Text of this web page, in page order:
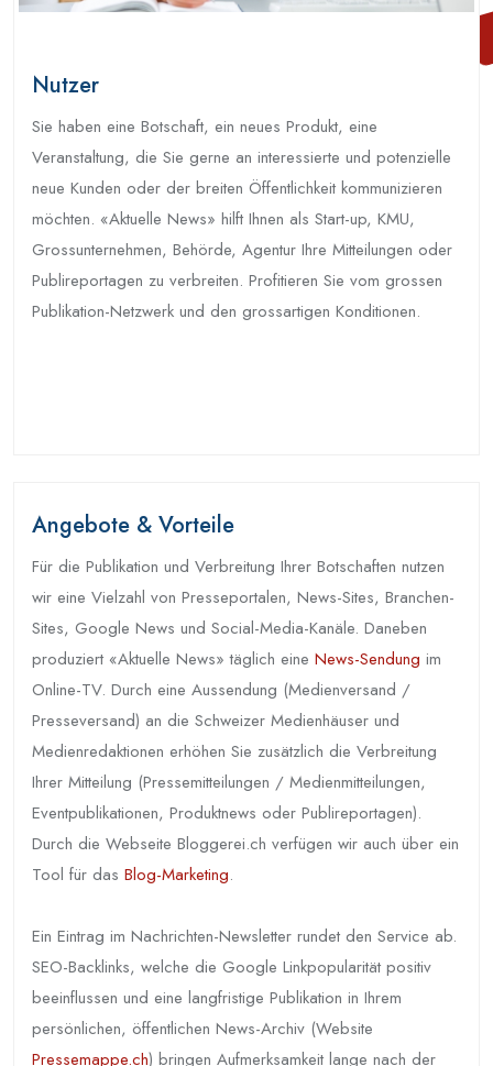
Nutzer
Sie haben eine Botschaft, ein neues Produkt, eine
Veranstaltung, die Sie gerne an interessierte und potenzielle
neue Kunden oder der breiten Öffentlichkeit kommunizieren
möchten. «Aktuelle News» hilft Ihnen als Start-up, KMU,
Grossunternehmen, Behörde, Agentur Ihre Mitteilungen oder
Publireportagen zu verbreiten. Profitieren Sie vom grossen
Publikation-Netzwerk und den grossartigen Konditionen.
Angebote & Vorteile
Für die Publikation und Verbreitung Ihrer Botschaften nutzen
wir eine Vielzahl von Presseportalen, News-Sites, Branchen-
Sites, Google News und Social-Media-Kanäle. Daneben
produziert «Aktuelle News» täglich eine News-Sendung im
Online-TV. Durch eine Aussendung (Medienversand /
Presseversand) an die Schweizer Medienhäuser und
Medienredaktionen erhöhen Sie zusätzlich die Verbreitung
Ihrer Mitteilung (Pressemitteilungen / Medienmitteilungen,
Eventpublikationen, Produktnews oder Publireportagen).
Durch die Webseite Bloggerei.ch verfügen wir auch über ein
Tool für das Blog-Marketing.
Ein Eintrag im Nachrichten-Newsletter rundet den Service ab.
SEO-Backlinks, welche die Google Linkpopularität positiv
beeinflussen und eine langfristige Publikation in Ihrem
persönlichen, öffentlichen News-Archiv (Website
Pressemappe.ch) bringen Aufmerksamkeit lange nach der